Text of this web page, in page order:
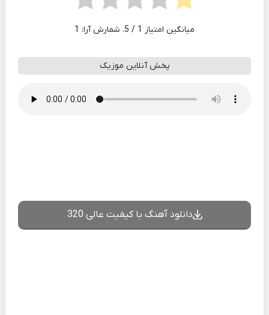
میانگین امتیاز 1 / 5. شمارش آرا: 1
پخش آنلاین موزیک
دانلود آهنگ با کیفیت عالی 320